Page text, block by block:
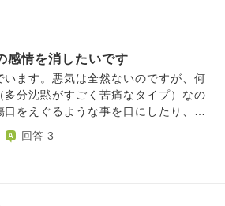
後はまだ体調
いと思うので、様子を見ながら日帰り
まうかと思いますが会いにきてくださ
お待ちしています」と送ったのに、
色んなことがあり、私のこの嫌なこと
に自分にだけ共有がなく、その日に
タと準備をする....なんてことが多々
ては私に「言うの忘れた」が多々あ
などは致し方ない
ュールを変えなきゃいけなくなるのが
感情を消したいです
います。悪気は全然ないのですが、何
多分沈黙がすごく苦痛なタイプ）なの
をえぐるような事を口にしたり、噂
うな事、一番根に持っているのが流産
り来たりしていることをほとんど面識
回答 3